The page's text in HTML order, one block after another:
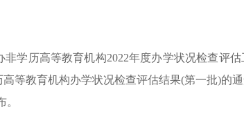
历高等教育机构2022年度办学状况检查评估
等教育机构办学状况检查评估结果(第一批)的